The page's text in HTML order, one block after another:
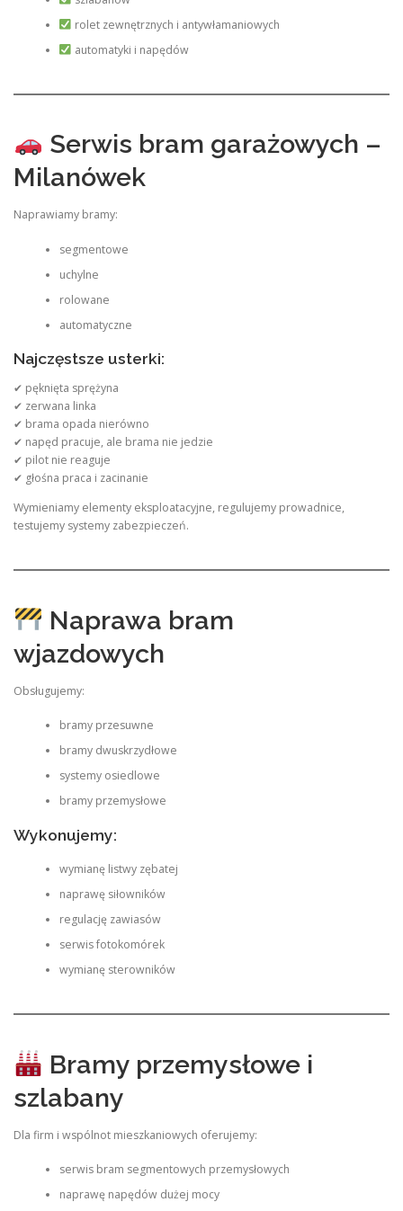
rolet zewnętrznych i antywłamaniowych
automatyki i napędów
Serwis bram garażowych –
Milanówek
Naprawiamy bramy:
segmentowe
uchylne
rolowane
automatyczne
Najczęstsze usterki:
✔ pęknięta sprężyna
✔ zerwana linka
✔ brama opada nierówno
✔ napęd pracuje, ale brama nie jedzie
✔ pilot nie reaguje
✔ głośna praca i zacinanie
Wymieniamy elementy eksploatacyjne, regulujemy prowadnice,
testujemy systemy zabezpieczeń.
Naprawa bram
wjazdowych
Obsługujemy:
bramy przesuwne
bramy dwuskrzydłowe
systemy osiedlowe
bramy przemysłowe
Wykonujemy:
wymianę listwy zębatej
naprawę siłowników
regulację zawiasów
serwis fotokomórek
wymianę sterowników
Bramy przemysłowe i
szlabany
Dla firm i wspólnot mieszkaniowych oferujemy:
serwis bram segmentowych przemysłowych
naprawę napędów dużej mocy